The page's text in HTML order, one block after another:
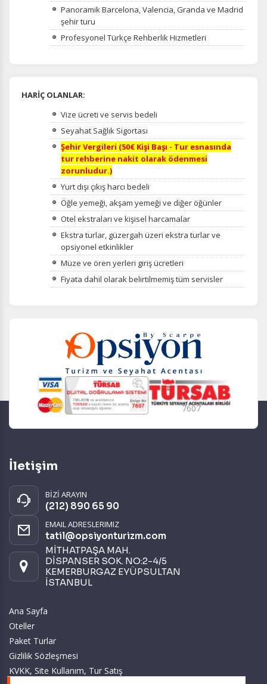
Panoramik Barcelona, Valencia, Granda ve Madrid
şehir turu
Profesyonel Türkçe Rehberlik Hizmetleri
HARİÇ OLANLAR:
Vize ücreti ve servis bedeli
Seyahat Sağlık Sigortası
Şehir Vergileri (50€ Kişi Başı - Tur esnasında
tur rehberine nakit olarak ödenmesi
zorunludur.)
Yurt dışı çıkış harcı bedeli
Öğle yemeği, akşam yemeği ve diğer öğünler
Otel ekstraları ve kişisel harcamalar
Ekstra turlar, güzergah üzeri ekstra turlar ve
opsiyonel etkinlikler
Müze ve ören yerleri giriş ücretleri
Fiyata dahil olarak belirtilmemiş tüm servisler
7607
İletişim
BİZİ ARAYIN
(212) 890 65 90
EMAIL ADRESLERIMIZ
tatil@opsiyonturizm.com
MİTHATPAŞA MAH.
DİSPANSER SOK. NO:2-4/5
KEMERBURGAZ EYÜPSULTAN
İSTANBUL
Ana Sayfa
Oteller
Paket Turlar
Gizlilik Sözleşmesi
KVKK, Site Kullanım, Tur Satış